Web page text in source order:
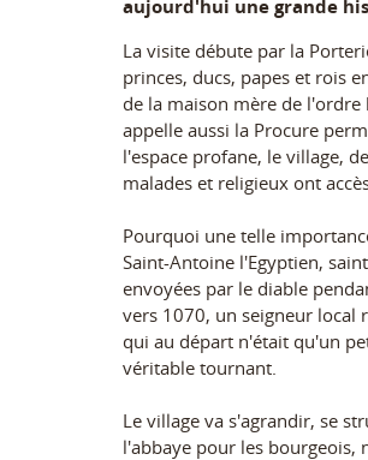
aujourd'hui une grande
La visite débute par la
princes, ducs, papes et rois
de la maison mère de
appelle aussi la Procure
l'espace profane, le village,
malades et religieux ont
Pourquoi une telle
Saint-Antoine l'Egyptien,
envoyées par le diable
vers 1070, un seigneur local
qui au départ n'était qu'un
véritable tournant.
Le village va s'agrandir, se
l'abbaye pour les bourgeois,